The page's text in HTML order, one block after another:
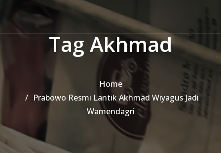
Tag Akhmad
Home
Prabowo Resmi Lantik Akhmad Wiyagus Jadi
Wamendagri